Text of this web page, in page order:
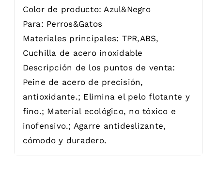
Color de producto: Azul&Negro
Para: Perros&Gatos
Materiales principales: TPR,ABS,
Cuchilla de acero inoxidable
Descripción de los puntos de venta:
Peine de acero de precisión,
antioxidante.; Elimina el pelo flotante y
fino.; Material ecológico, no tóxico e
inofensivo.; Agarre antideslizante,
cómodo y duradero.